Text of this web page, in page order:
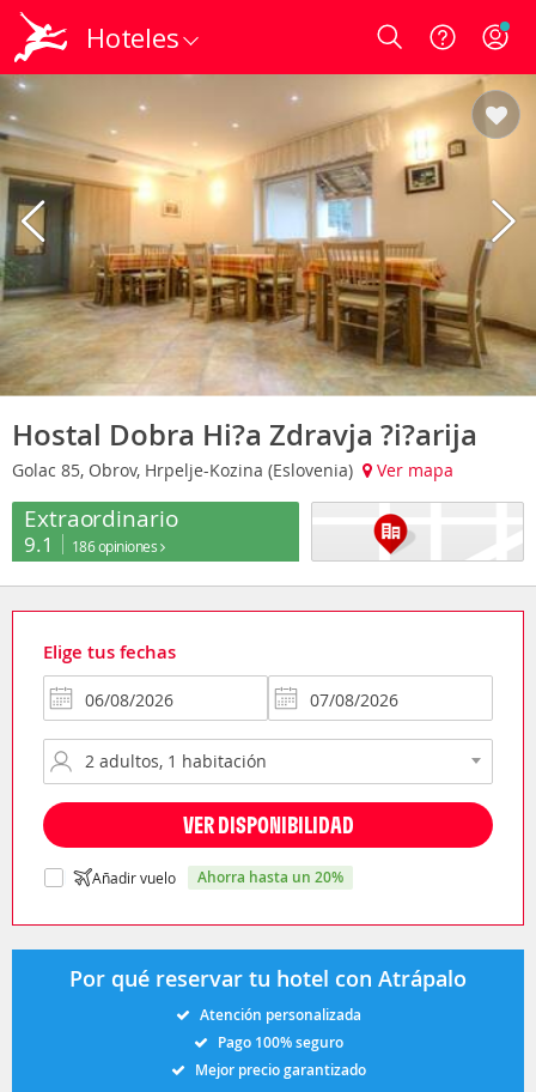
Hoteles Login
Hostal Dobra Hi?a Zdravja ?i?arija
Golac 85, Obrov, Hrpelje-Kozina (Eslovenia) Ver mapa
Extraordinario
9.1 186 opiniones
Elige tus fechas
VER DISPONIBILIDAD
Añadir vuelo ahorra hasta un 20%
Por qué reservar tu hotel con Atrápalo
Atención personalizada
Pago 100% seguro
Mejor precio garantizado